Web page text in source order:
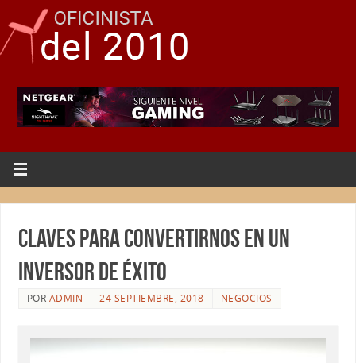
Claves para convertirnos en un
inversor de éxito
POR ADMIN 24 SEPTIEMBRE, 2018 NEGOCIOS